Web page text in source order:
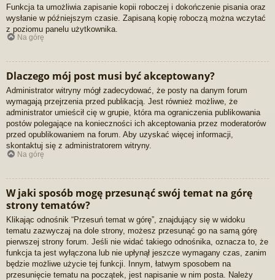
Funkcja ta umożliwia zapisanie kopii roboczej i dokończenie pisania oraz
wysłanie w późniejszym czasie. Zapisaną kopię roboczą można wczytać
z poziomu panelu użytkownika.
Na górę
Dlaczego mój post musi być akceptowany?
Administrator witryny mógł zadecydować, że posty na danym forum
wymagają przejrzenia przed publikacją. Jest również możliwe, że
administrator umieścił cię w grupie, która ma ograniczenia publikowania
postów polegające na konieczności ich akceptowania przez moderatorów
przed opublikowaniem na forum. Aby uzyskać więcej informacji,
skontaktuj się z administratorem witryny.
Na górę
W jaki sposób mogę przesunąć swój temat na górę
strony tematów?
Klikając odnośnik “Przesuń temat w górę”, znajdujący się w widoku
tematu zazwyczaj na dole strony, możesz przesunąć go na samą górę
pierwszej strony forum. Jeśli nie widać takiego odnośnika, oznacza to, że
funkcja ta jest wyłączona lub nie upłynął jeszcze wymagany czas, zanim
będzie możliwe użycie tej funkcji. Innym, łatwym sposobem na
przesunięcie tematu na początek, jest napisanie w nim posta. Należy